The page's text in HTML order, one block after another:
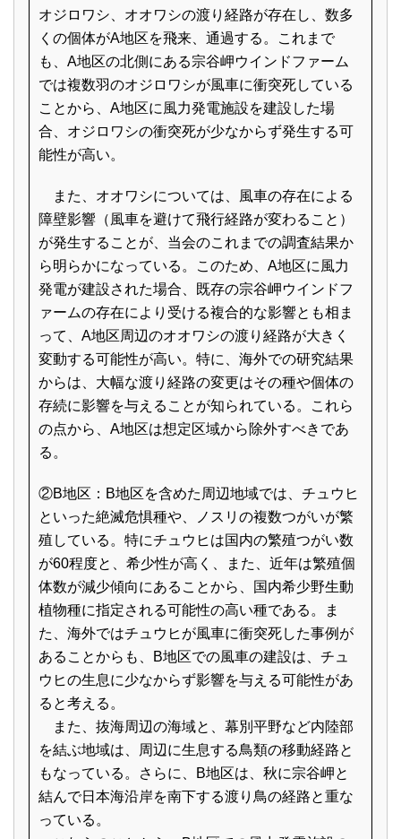
オジロワシ、オオワシの渡り経路が存在し、数多
くの個体がA地区を飛来、通過する。これまで
も、A地区の北側にある宗谷岬ウインドファーム
では複数羽のオジロワシが風車に衝突死している
ことから、A地区に風力発電施設を建設した場
合、オジロワシの衝突死が少なからず発生する可
能性が高い。
また、オオワシについては、風車の存在による
障壁影響（風車を避けて飛行経路が変わること）
が発生することが、当会のこれまでの調査結果か
ら明らかになっている。このため、A地区に風力
発電が建設された場合、既存の宗谷岬ウインドフ
ァームの存在により受ける複合的な影響とも相ま
って、A地区周辺のオオワシの渡り経路が大きく
変動する可能性が高い。特に、海外での研究結果
からは、大幅な渡り経路の変更はその種や個体の
存続に影響を与えることが知られている。これら
の点から、A地区は想定区域から除外すべきであ
る。
②B地区：B地区を含めた周辺地域では、チュウヒ
といった絶滅危惧種や、ノスリの複数つがいが繁
殖している。特にチュウヒは国内の繁殖つがい数
が60程度と、希少性が高く、また、近年は繁殖個
体数が減少傾向にあることから、国内希少野生動
植物種に指定される可能性の高い種である。ま
た、海外ではチュウヒが風車に衝突死した事例が
あることからも、B地区での風車の建設は、チュ
ウヒの生息に少なからず影響を与える可能性があ
ると考える。
また、抜海周辺の海域と、幕別平野など内陸部
を結ぶ地域は、周辺に生息する鳥類の移動経路と
もなっている。さらに、B地区は、秋に宗谷岬と
結んで日本海沿岸を南下する渡り鳥の経路と重な
っている。